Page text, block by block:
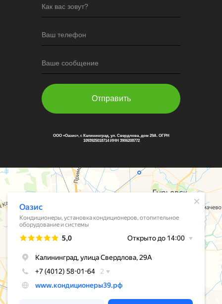
Как вас зовут?
Ваш телефон
Ваше сообщение
Отправить
ООО «Оазис», г. Калининград, ул. Свердлова, дом 29А. ОГРН
1093925018714 ИНН 3906208772